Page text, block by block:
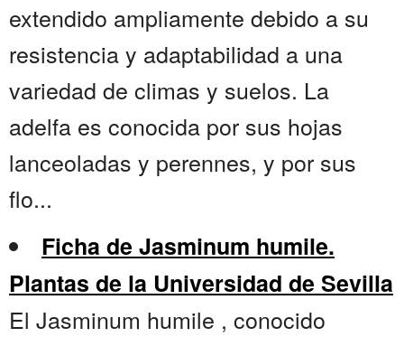
extendido ampliamente debido a su
resistencia y adaptabilidad a una
variedad de climas y suelos. La
adelfa es conocida por sus hojas
lanceoladas y perennes, y por sus
flo...
Ficha de Jasminum humile.
Plantas de la Universidad de Sevilla
El Jasminum humile , conocido